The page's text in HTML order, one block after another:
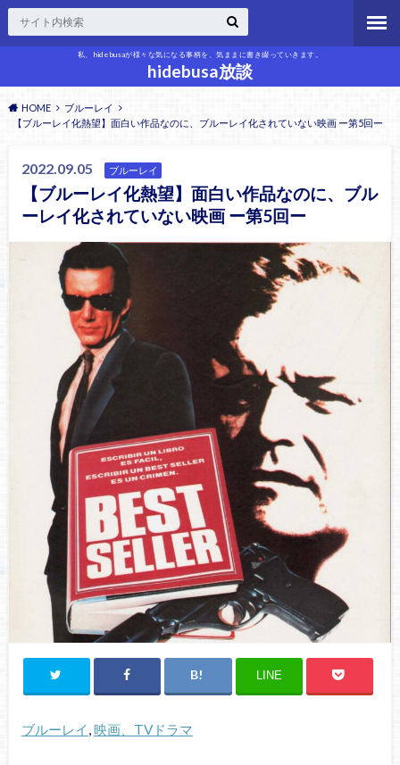
私、hidebusaが様々な気になる事柄を、気ままに書き綴っていきます。
hidebusa放談
HOME
ブルーレイ
【ブルーレイ化熱望】面白い作品なのに、ブルーレイ化されていない映画 ー第5回ー
2022.09.05 ブルーレイ
【ブルーレイ化熱望】面白い作品なのに、ブル
ーレイ化されていない映画 ー第5回ー
LINE
ブルーレイ, 映画、TVドラマ